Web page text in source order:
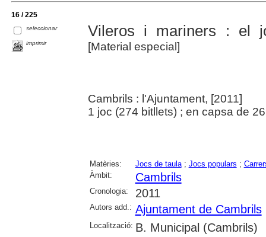
16 / 225
seleccionar
imprimir
Vileros i mariners : el
[Material especial]
Cambrils : l'Ajuntament, [2011]
1 joc (274 bitllets) ; en capsa de
Matèries: Jocs de taula; Jocs populars ;
Àmbit:
Cambrils
Cronologia: 2011
Autors add.: Ajuntament de Cambrils
Localització: B. Municipal (Cambrils)